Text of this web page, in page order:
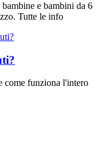
e bambini da 6
Tutte le info
come funziona l'intero